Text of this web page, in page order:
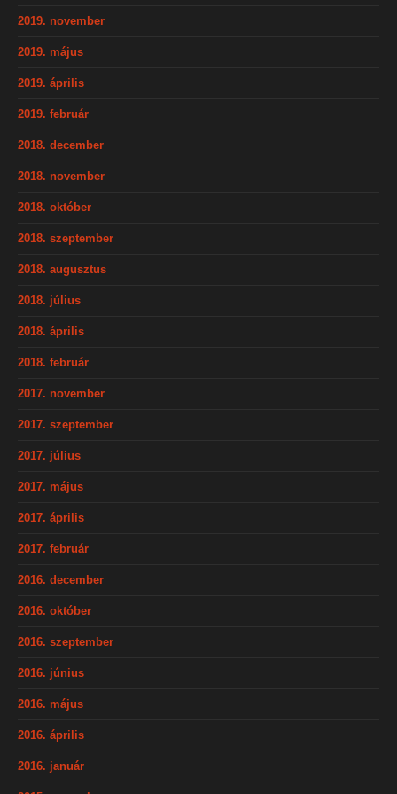
2019. november
2019. május
2019. április
2019. február
2018. december
2018. november
2018. október
2018. szeptember
2018. augusztus
2018. július
2018. április
2018. február
2017. november
2017. szeptember
2017. július
2017. május
2017. április
2017. február
2016. december
2016. október
2016. szeptember
2016. június
2016. május
2016. április
2016. január